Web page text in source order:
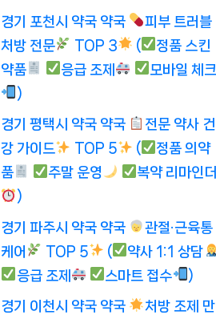
경기 포천시 약국 약국
피부 트러블
처방 전문
TOP 3 (
정품 스킨
약품
응급 조제
모바일 체크
)
경기 평택시 약국 약국
전문 약사 건
강 가이드
TOP 5 (
정품 의약
품
주말 운영
복약 리마인더
)
경기 파주시 약국 약국
관절·근육통
케어
TOP 5 (
약사 1:1 상담
응급 조제
스마트 접수 )
경기 이천시 약국 약국
처방 조제 만